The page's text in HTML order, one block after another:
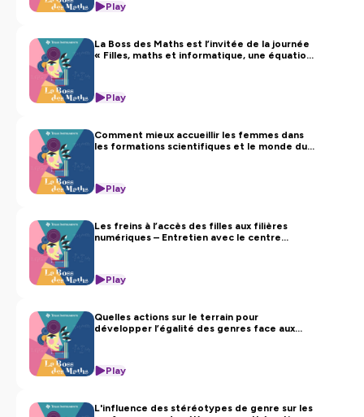
Play
La Boss des Maths est l’invitée de la journée
« Filles, maths et informatique, une équation
Play
Comment mieux accueillir les femmes dans
les formations scientifiques et le monde du
Play
Les freins à l’accès des filles aux filières
numériques – Entretien avec le centre
Play
Quelles actions sur le terrain pour
développer l’égalité des genres face aux
Play
L'influence des stéréotypes de genre sur les